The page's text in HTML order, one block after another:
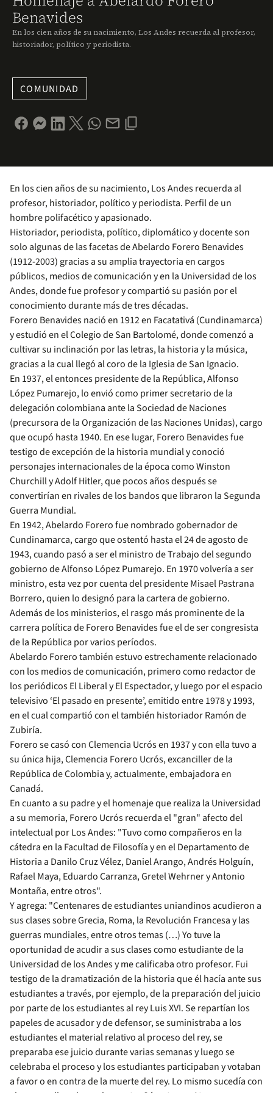
Benavides
En los cien años de su nacimiento, Los Andes recuerda al profesor,
historiador, político y periodista.
COMUNIDAD
En los cien años de su nacimiento, Los Andes recuerda al
profesor, historiador, político y periodista. Perfil de un
hombre polifacético y apasionado.
Historiador, periodista, político, diplomático y docente son
solo algunas de las facetas de Abelardo Forero Benavides
(1912-2003) gracias a su amplia trayectoria en cargos
públicos, medios de comunicación y en la Universidad de los
Andes, donde fue profesor y compartió su pasión por el
conocimiento durante más de tres décadas.
Forero Benavides nació en 1912 en Facatativá (Cundinamarca)
y estudió en el Colegio de San Bartolomé, donde comenzó a
cultivar su inclinación por las letras, la historia y la música,
gracias a la cual llegó al coro de la Iglesia de San Ignacio.
En 1937, el entonces presidente de la República, Alfonso
López Pumarejo, lo envió como primer secretario de la
delegación colombiana ante la Sociedad de Naciones
(precursora de la Organización de las Naciones Unidas), cargo
que ocupó hasta 1940. En ese lugar, Forero Benavides fue
testigo de excepción de la historia mundial y conoció
personajes internacionales de la época como Winston
Churchill y Adolf Hitler, que pocos años después se
convertirían en rivales de los bandos que libraron la Segunda
Guerra Mundial.
En 1942, Abelardo Forero fue nombrado gobernador de
Cundinamarca, cargo que ostentó hasta el 24 de agosto de
1943, cuando pasó a ser el ministro de Trabajo del segundo
gobierno de Alfonso López Pumarejo. En 1970 volvería a ser
ministro, esta vez por cuenta del presidente Misael Pastrana
Borrero, quien lo designó para la cartera de gobierno.
Además de los ministerios, el rasgo más prominente de la
carrera política de Forero Benavides fue el de ser congresista
de la República por varios períodos.
Abelardo Forero también estuvo estrechamente relacionado
con los medios de comunicación, primero como redactor de
los periódicos El Liberal y El Espectador, y luego por el espacio
televisivo ‘El pasado en presente’, emitido entre 1978 y 1993,
en el cual compartió con el también historiador Ramón de
Zubiría.
Forero se casó con Clemencia Ucrós en 1937 y con ella tuvo a
su única hija, Clemencia Forero Ucrós, excanciller de la
República de Colombia y, actualmente, embajadora en
Canadá.
En cuanto a su padre y el homenaje que realiza la Universidad
a su memoria, Forero Ucrós recuerda el "gran" afecto del
intelectual por Los Andes: "Tuvo como compañeros en la
cátedra en la Facultad de Filosofía y en el Departamento de
Historia a Danilo Cruz Vélez, Daniel Arango, Andrés Holguín,
Rafael Maya, Eduardo Carranza, Gretel Wehrner y Antonio
Montaña, entre otros".
Y agrega: "Centenares de estudiantes uniandinos acudieron a
sus clases sobre Grecia, Roma, la Revolución Francesa y las
guerras mundiales, entre otros temas (…) Yo tuve la
oportunidad de acudir a sus clases como estudiante de la
Universidad de los Andes y me calificaba otro profesor. Fui
testigo de la dramatización de la historia que él hacía ante sus
estudiantes a través, por ejemplo, de la preparación del juicio
por parte de los estudiantes al rey Luis XVI. Se repartían los
papeles de acusador y de defensor, se suministraba a los
estudiantes el material relativo al proceso del rey, se
preparaba ese juicio durante varias semanas y luego se
celebraba el proceso y los estudiantes participaban y votaban
a favor o en contra de la muerte del rey. Lo mismo sucedía con